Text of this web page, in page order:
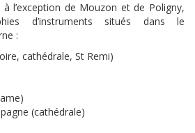
l’exception de Mouzon et de Poligny,
d’instruments situés dans le
:
cathédrale, St Remi)
(cathédrale)